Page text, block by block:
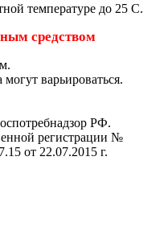
температуре до 25 C.
средством
варьироваться.
РФ.
регистрации №
от 22.07.2015 г.